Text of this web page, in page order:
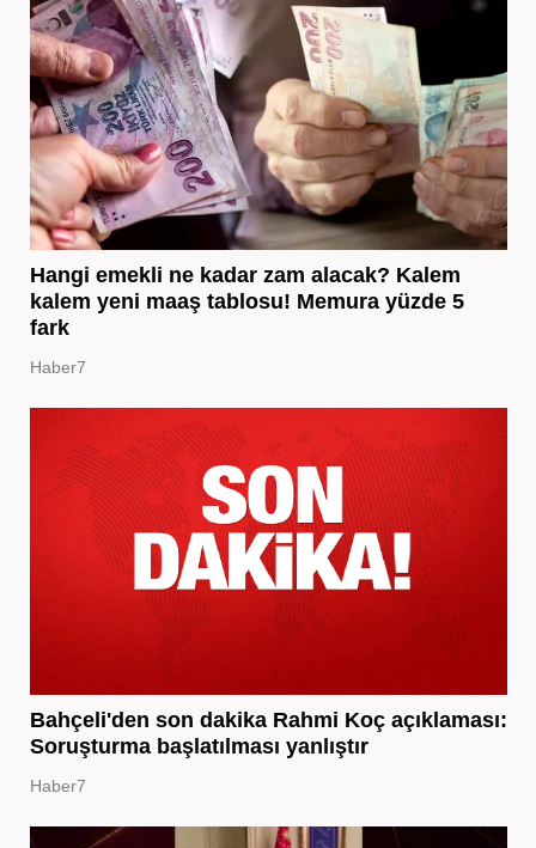
Hangi emekli ne kadar zam alacak? Kalem
kalem yeni maaş tablosu! Memura yüzde 5
fark
Haber7
Bahçeli'den son dakika Rahmi Koç açıklaması:
Soruşturma başlatılması yanlıştır
Haber7